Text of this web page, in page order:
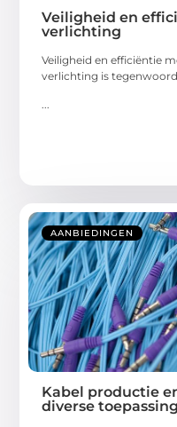
Veiligheid en
verlichting
Veiligheid en efficiëntie
verlichting is
...
AANBIEDINGEN
Kabel productie
diverse